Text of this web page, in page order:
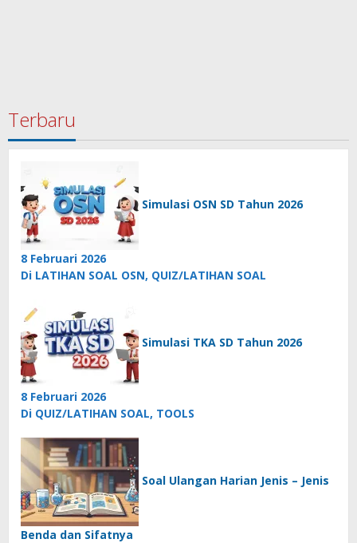
Terbaru
Simulasi OSN SD Tahun 2026
8 Februari 2026
Di LATIHAN SOAL OSN, QUIZ/LATIHAN SOAL
Simulasi TKA SD Tahun 2026
8 Februari 2026
Di QUIZ/LATIHAN SOAL, TOOLS
Soal Ulangan Harian Jenis – Jenis
Benda dan Sifatnya